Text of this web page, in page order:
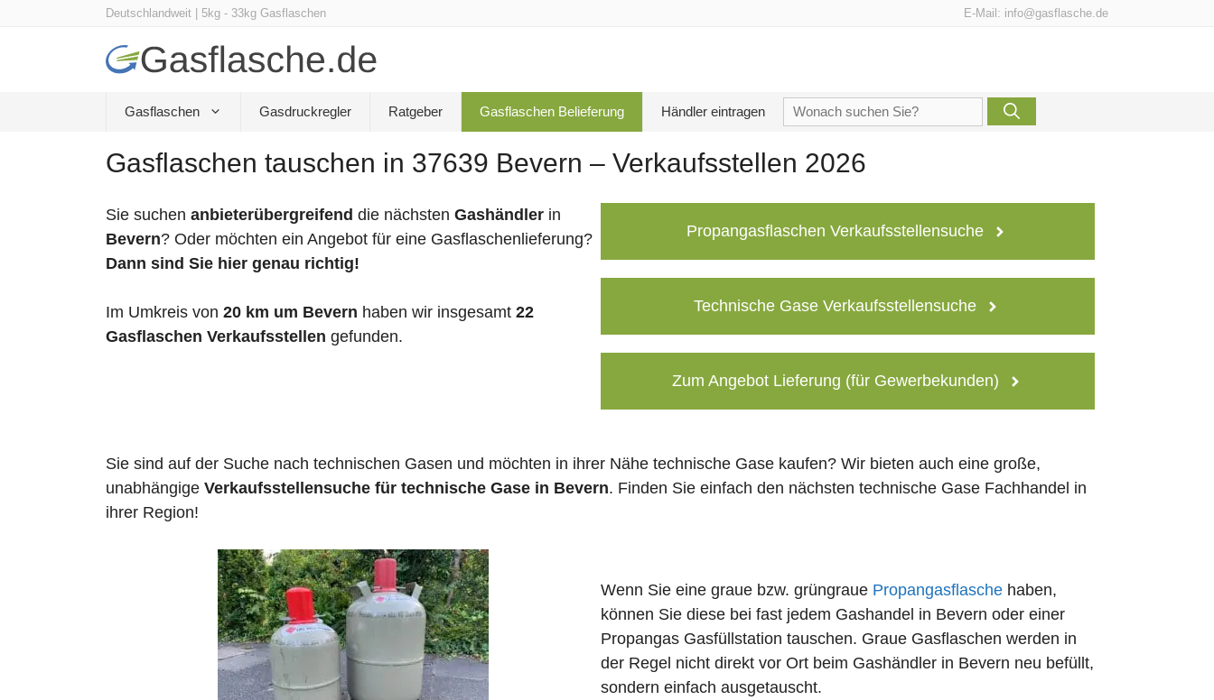
E-Mail: info@gasflasche.de
Deutschlandweit | 5kg - 33kg Gasflaschen
Gasflaschen Gasdruckregler Ratgeber Gasflaschen Belieferung Händler eintragen
Suche
Gasflaschen tauschen in 37639 Bevern – Verkaufsstellen 2026
Sie suchen anbieterübergreifend die nächsten Gashändler in
Bevern? Oder möchten ein Angebot für eine Gasflaschenlieferung?
Dann sind Sie hier genau richtig!
Im Umkreis von 20 km um Bevern haben wir insgesamt 22
Gasflaschen Verkaufsstellen gefunden.
Propangasflaschen Verkaufsstellensuche
Technische Gase Verkaufsstellensuche
Zum Angebot Lieferung (für Gewerbekunden)
Sie sind auf der Suche nach technischen Gasen und möchten in ihrer Nähe technische Gase kaufen? Wir bieten auch eine große,
unabhängige Verkaufsstellensuche für technische Gase in Bevern. Finden Sie einfach den nächsten technische Gase Fachhandel in
ihrer Region!
Wenn Sie eine graue bzw. grüngraue Propangasflaschehaben,
können Sie diese bei fast jedem Gashandel in Bevern oder einer
Propangas Gasfüllstation tauschen. Graue Gasflaschen werden in
der Regel nicht direkt vor Ort beim Gashändler in Bevern neu befüllt,
sondern einfach ausgetauscht.